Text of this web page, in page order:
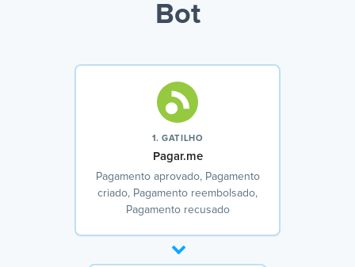
Bot
1. GATILHO
Pagar.me
Pagamento aprovado, Pagamento
criado, Pagamento reembolsado,
Pagamento recusado